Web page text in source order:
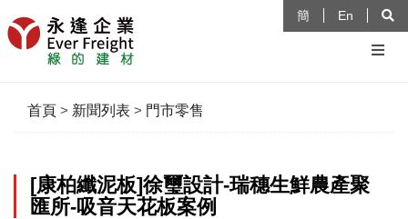
簡 En
首頁 > 新聞列表 > 門市零售
[康柏纖泥板]徐璽設計-瑞穗生鮮農產聚
匯所-吸音天花板案例